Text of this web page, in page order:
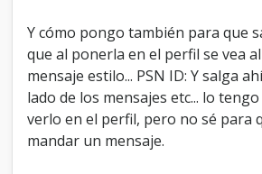
Y cómo pongo también para que
que al ponerla en el perfil se vea
mensaje estilo... PSN ID: Y salga
lado de los mensajes etc... lo
verlo en el perfil, pero no sé para
mandar un mensaje.